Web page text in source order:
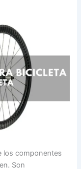
los componentes
Son